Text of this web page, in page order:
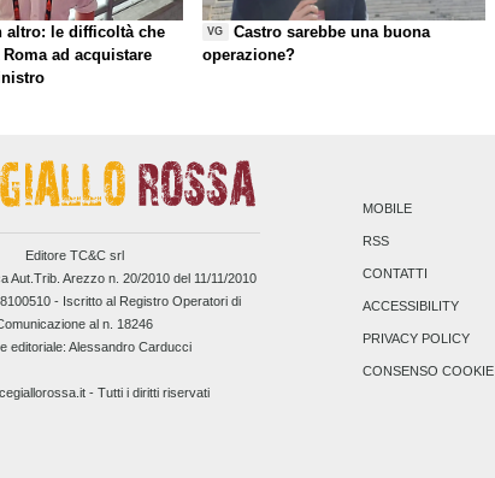
altro: le difficoltà che
ad acquistare
VG
Castro sarebbe una buona
operazione?
Editore TC&C srl
Aut.Trib. Arezzo n. 20/2010 del 11/11/2010
- Iscritto al Registro Operatori di
al n. 18246
editoriale: Alessandro Carducci
- Tutti i diritti riservati
MOBILE
RSS
CONTATTI
ACCESSIBILITY
PRIVACY POLICY
CONSENSO COOKIE